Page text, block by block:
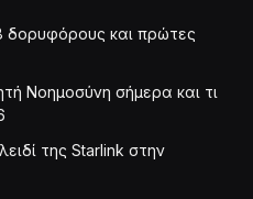
δορυφόρους και πρώτες
Νοημοσύνη σήμερα και τι
της Starlink στην